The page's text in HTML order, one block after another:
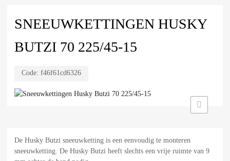
SNEEUWKETTINGEN HUSKY
BUTZI 70 225/45-15
Code: f46f61cd6326
De Husky Butzi sneeuwketting is een eenvoudig te monteren
sneeuwketting. De Husky Butzi heeft slechts een vrije ruimte van 9